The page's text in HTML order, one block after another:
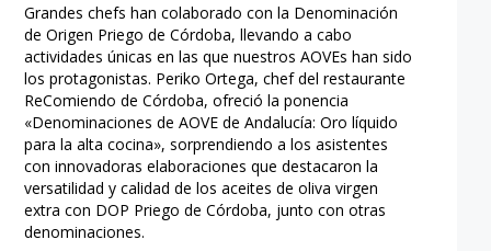
Grandes chefs han colaborado con la Denominación
de Origen Priego de Córdoba, llevando a cabo
actividades únicas en las que nuestros AOVEs han sido
los protagonistas. Periko Ortega, chef del restaurante
ReComiendo de Córdoba, ofreció la ponencia
«Denominaciones de AOVE de Andalucía: Oro líquido
para la alta cocina», sorprendiendo a los asistentes
con innovadoras elaboraciones que destacaron la
versatilidad y calidad de los aceites de oliva virgen
extra con DOP Priego de Córdoba, junto con otras
denominaciones.